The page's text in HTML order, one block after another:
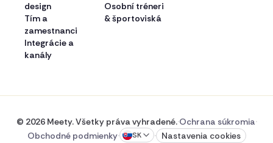
design
Tím a
zamestnanci
Integrácie a
kanály
Osobní tréneri
& športoviská
© 2026 Meety. Všetky práva vyhradené.·Ochrana súkromia·
Obchodné podmienky· SK · Nastavenia cookies